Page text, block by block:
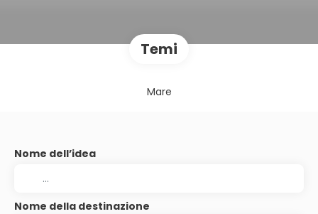
Temi
Mare
Nome dell’idea
Nome della destinazione